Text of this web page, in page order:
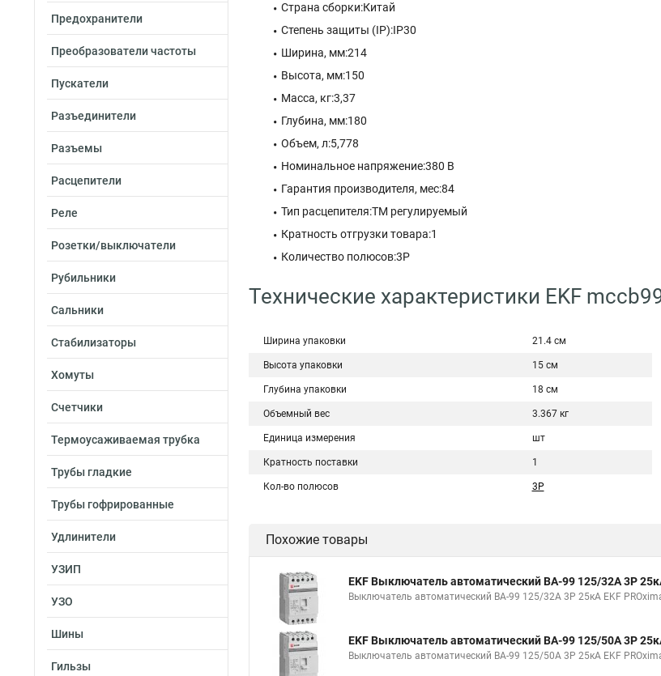
Предохранители
Преобразователи частоты
Пускатели
Разъединители
Разъемы
Расцепители
Реле
Розетки/выключатели
Рубильники
Сальники
Стабилизаторы
Хомуты
Счетчики
Термоусаживаемая трубка
Трубы гладкие
Трубы гофрированные
Удлинители
УЗИП
УЗО
Шины
Гильзы
Страна сборки:Китай
Степень защиты (IP):IP30
Ширина, мм:214
Высота, мм:150
Масса, кг:3,37
Глубина, мм:180
Объем, л:5,778
Номинальное напряжение:380 В
Гарантия производителя, мес:84
Тип расцепителя:ТМ регулируемый
Кратность отгрузки товара:1
Количество полюсов:3P
Технические характеристики EKF
Ширина упаковки 21.4 см
Высота упаковки 15 см
Глубина упаковки 18 см
Объемный вес 3.367 кг
Единица измерения шт
Кратность поставки 1
Кол-во полюсов 3P
Похожие товары
EKF Выключатель автоматический ВА-99 125/32А 3P
Выключатель автоматический ВА-99 125/32А 3P 25кА EKF
EKF Выключатель автоматический ВА-99 125/50А 3P
Выключатель автоматический ВА-99 125/50А 3P 25кА EKF